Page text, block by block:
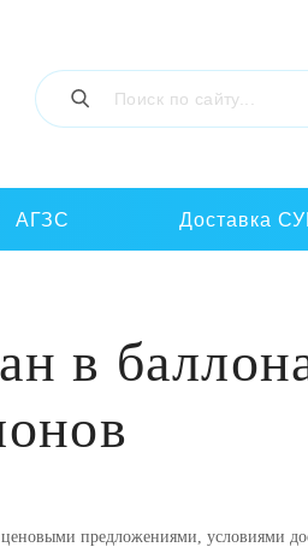
АГЗС Доставка
в
предложениями, условиями